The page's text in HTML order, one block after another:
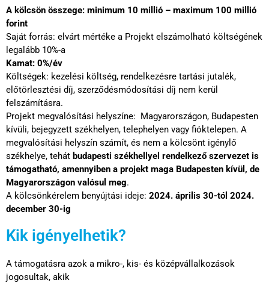
A kölcsön összege: minimum 10 millió – maximum 100 millió
forint
Saját forrás: elvárt mértéke a Projekt elszámolható költségének
legalább 10%-a
Kamat: 0%/év
Költségek: kezelési költség, rendelkezésre tartási jutalék,
előtörlesztési díj, szerződésmódosítási díj nem kerül
felszámításra.
Projekt megvalósítási helyszíne: Magyarországon, Budapesten
kívüli, bejegyzett székhelyen, telephelyen vagy fióktelepen. A
megvalósítási helyszín számít, és nem a kölcsönt igénylő
székhelye, tehát budapesti székhellyel rendelkező szervezet is
támogatható, amennyiben a projekt maga Budapesten kívül, de
Magyarországon valósul meg.
A kölcsönkérelem benyújtási ideje: 2024. április 30-tól 2024.
december 30-ig
Kik igényelhetik?
A támogatásra azok a mikro-, kis- és középvállalkozások
jogosultak, akik